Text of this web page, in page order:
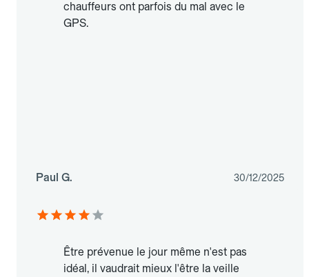
chauffeurs ont parfois du mal avec le
GPS.
Paul G. 30/12/2025
Être prévenue le jour même n'est pas
idéal, il vaudrait mieux l'être la veille